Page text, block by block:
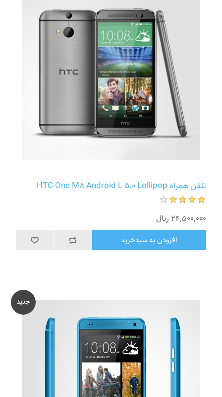
تلفن همراه HTC One M8 Android L 5.0 Lollipop
24٬500٬000 ریال
افزودن به سبدخرید
جدید